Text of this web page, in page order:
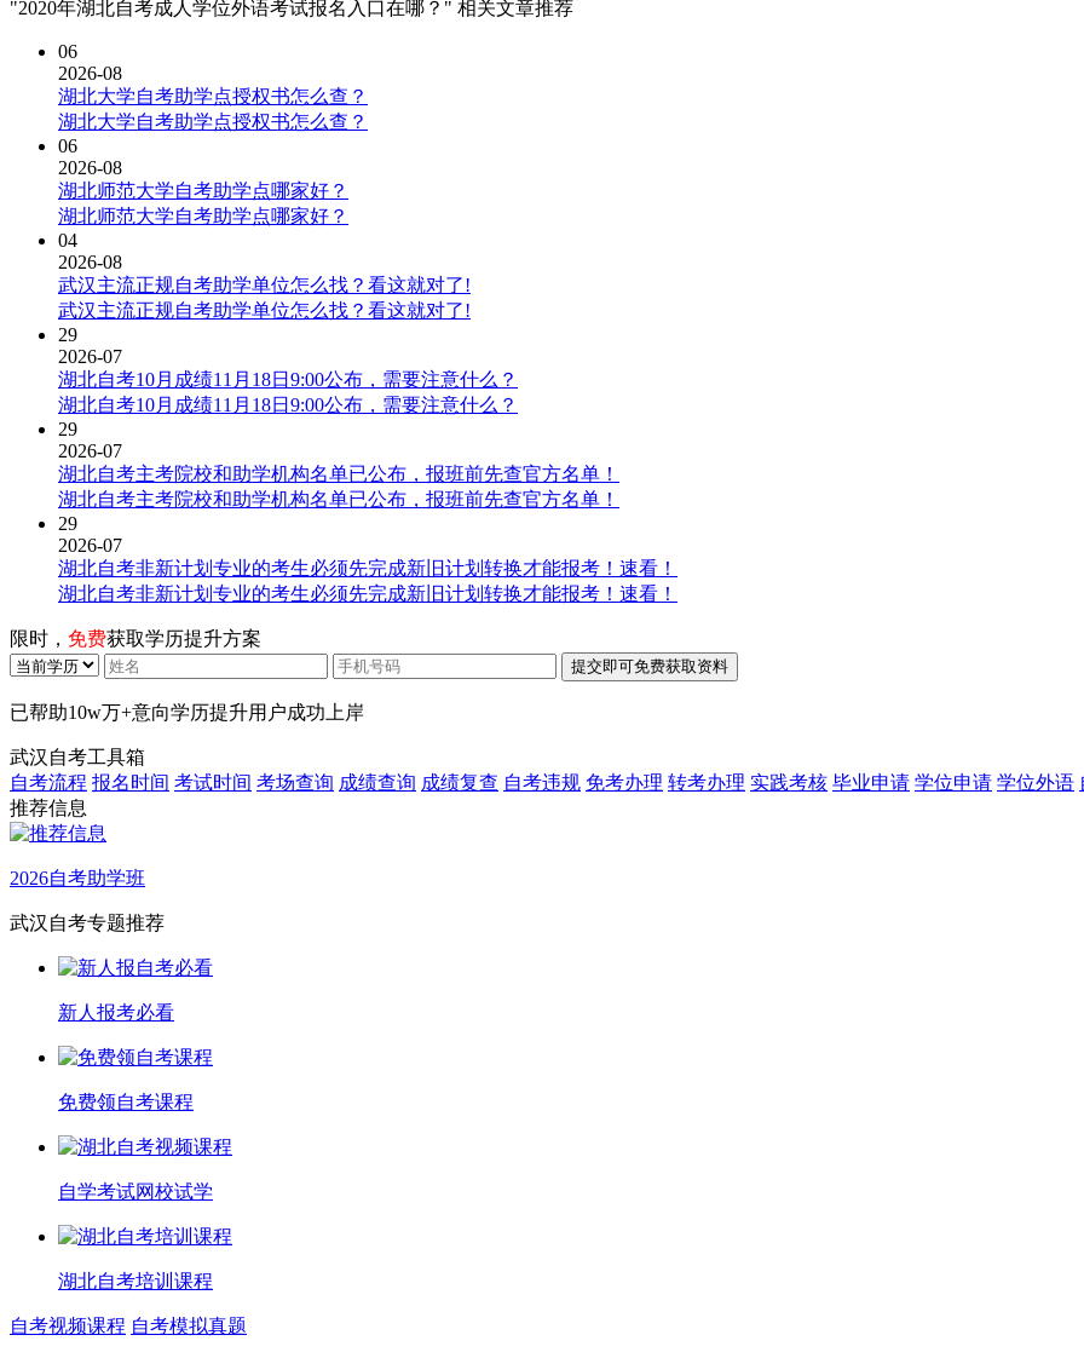
"2020年湖北自考成人学位外语考试报名入口在哪？" 相关文章推荐
06
2026-08
湖北大学自考助学点授权书怎么查？
湖北大学自考助学点授权书怎么查？
06
2026-08
湖北师范大学自考助学点哪家好？
湖北师范大学自考助学点哪家好？
04
2026-08
武汉主流正规自考助学单位怎么找？看这就对了!
武汉主流正规自考助学单位怎么找？看这就对了!
29
2026-07
湖北自考10月成绩11月18日9:00公布，需要注意什么？
湖北自考10月成绩11月18日9:00公布，需要注意什么？
29
2026-07
湖北自考主考院校和助学机构名单已公布，报班前先查官方名单！
湖北自考主考院校和助学机构名单已公布，报班前先查官方名单！
29
2026-07
湖北自考非新计划专业的考生必须先完成新旧计划转换才能报考！速看！
湖北自考非新计划专业的考生必须先完成新旧计划转换才能报考！速看！
限时， 免费获取学历提升方案
已帮助10w万+意向学历提升用户成功上岸
武汉自考工具箱
自考流程 报名时间 考试时间 考场查询 成绩查询 成绩复查 自考违规 免考办理 转考办理 实践考核 毕业申请 学位申请 学位外语
推荐信息
2026自考助学班
武汉自考专题推荐
新人报考必看
免费领自考课程
自学考试网校试学
湖北自考培训课程
自考视频课程 自考模拟真题